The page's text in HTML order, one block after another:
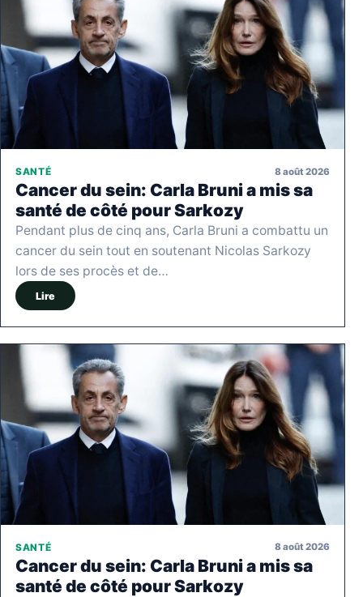
SANTÉ 8 août 2026
Cancer du sein: Carla Bruni a mis sa
santé de côté pour Sarkozy
Pendant plus de cinq ans, Carla Bruni a combattu un
cancer du sein tout en soutenant Nicolas Sarkozy
lors de ses procès et de…
Lire
SANTÉ 8 août 2026
Cancer du sein: Carla Bruni a mis sa
santé de côté pour Sarkozy